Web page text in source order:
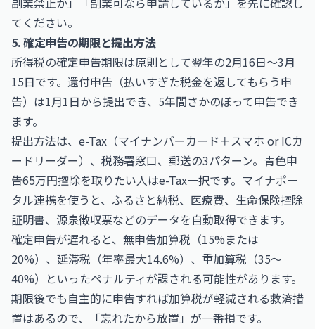
てください。
5. 確定申告の期限と提出方法
所得税の確定申告期限は原則として翌年の2月16日〜3月
15日です。還付申告（払いすぎた税金を返してもらう申
告）は1月1日から提出でき、5年間さかのぼって申告でき
ます。
提出方法は、e-Tax（マイナンバーカード＋スマホ or ICカ
ードリーダー）、税務署窓口、郵送の3パターン。青色申
告65万円控除を取りたい人はe-Tax一択です。マイナポー
タル連携を使うと、ふるさと納税、医療費、生命保険控除
証明書、源泉徴収票などのデータを自動取得できます。
確定申告が遅れると、無申告加算税（15%または
20%）、延滞税（年率最大14.6%）、重加算税（35〜
40%）といったペナルティが課される可能性があります。
期限後でも自主的に申告すれば加算税が軽減される救済措
置はあるので、「忘れたから放置」が一番損です。